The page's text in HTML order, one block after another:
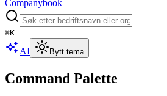
Companybook
⌘K
AI Bytt tema
Command Palette